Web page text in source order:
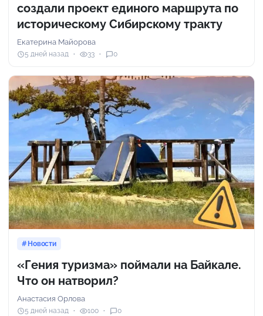
создали проект единого маршрута по
историческому Сибирскому тракту
Екатерина Майорова
5 дней назад 33 0
Новости
«Гения туризма» поймали на Байкале.
Что он натворил?
Анастасия Орлова
5 дней назад 100 0